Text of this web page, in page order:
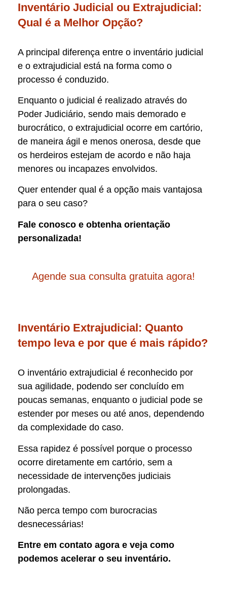
Inventário Judicial ou Extrajudicial:
Qual é a Melhor Opção?
A principal diferença entre o inventário judicial
e o extrajudicial está na forma como o
processo é conduzido.
Enquanto o judicial é realizado através do
Poder Judiciário, sendo mais demorado e
burocrático, o extrajudicial ocorre em cartório,
de maneira ágil e menos onerosa, desde que
os herdeiros estejam de acordo e não haja
menores ou incapazes envolvidos.
Quer entender qual é a opção mais vantajosa
para o seu caso?
Fale conosco e obtenha orientação
personalizada!
Agende sua consulta gratuita agora!
Inventário Extrajudicial: Quanto
tempo leva e por que é mais rápido?
O inventário extrajudicial é reconhecido por
sua agilidade, podendo ser concluído em
poucas semanas, enquanto o judicial pode se
estender por meses ou até anos, dependendo
da complexidade do caso.
Essa rapidez é possível porque o processo
ocorre diretamente em cartório, sem a
necessidade de intervenções judiciais
prolongadas.
Não perca tempo com burocracias
desnecessárias!
Entre em contato agora e veja como
podemos acelerar o seu inventário.